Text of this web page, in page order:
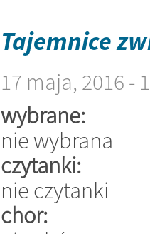
Tajemnice
17 maja, 2016 -
wybrane:
nie wybrana
czytanki:
nie czytanki
chor: